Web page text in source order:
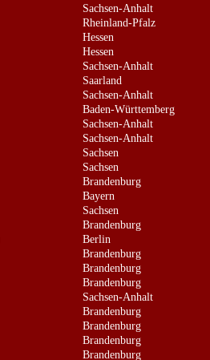
Sachsen-Anhalt
Rheinland-Pfalz
Hessen
Hessen
Sachsen-Anhalt
Saarland
Sachsen-Anhalt
Baden-Württemberg
Sachsen-Anhalt
Sachsen-Anhalt
Sachsen
Sachsen
Brandenburg
Bayern
Sachsen
Brandenburg
Berlin
Brandenburg
Brandenburg
Brandenburg
Sachsen-Anhalt
Brandenburg
Brandenburg
Brandenburg
Brandenburg